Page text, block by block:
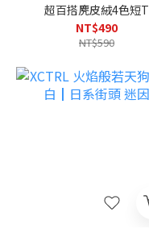
超百搭麂皮絨4色短T
NT$490
NT$590